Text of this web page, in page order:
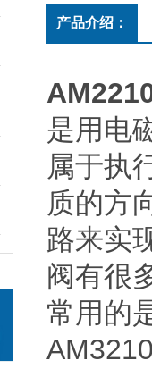
产品介绍：
是用电
属于执
质的方
路来实
阀有很
常用的